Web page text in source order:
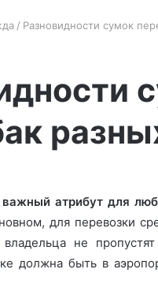
/ Разновидности сумок
атрибут для
для перевозки
владельца не
должна быть в